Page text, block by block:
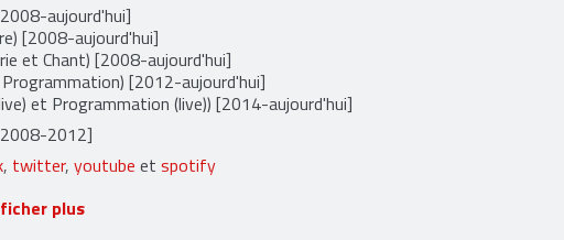
aujourd'hui]
[2008-aujourd'hui]
et Chant) [2008-aujourd'hui]
[2012-aujourd'hui]
et Programmation (live)) [2014-aujourd'hui]
2012]
, twitter, youtube et spotify
plus